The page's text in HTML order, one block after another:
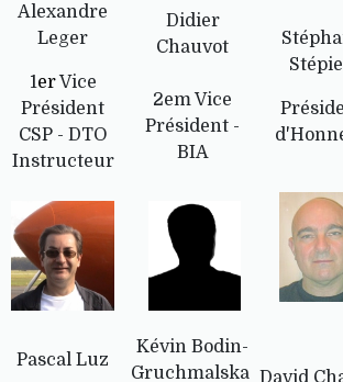
Alexandre
Leger
1erVice
Président
CSP - DTO
Instructeur
Didier
Chauvot
2em Vice
Président -
BIA
Pascal Luz
Kévin Bodin-
Gruchmalska David